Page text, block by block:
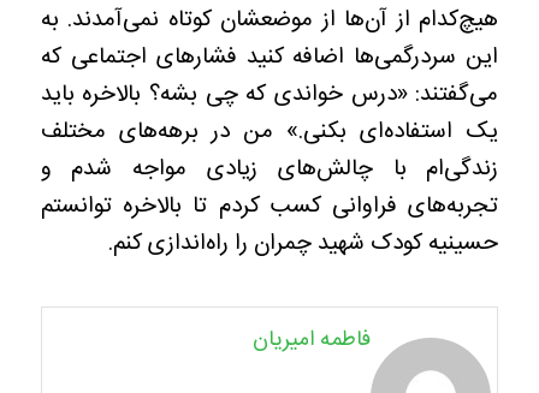
هیچ‌کدام از آن‌ها از موضعشان کوتاه نمی‌آمدند. به
این سردرگمی‌ها اضافه کنید فشارهای اجتماعی که
می‌گفتند: «درس خواندی که چی بشه؟ بالاخره باید
یک استفاده‌ای بکنی.» من در برهه‌های مختلف
زندگی‌ام با چالش‌های زیادی مواجه شدم و
تجربه‌های فراوانی کسب کردم تا بالاخره توانستم
حسینیه کودک شهید چمران را راه‌اندازی کنم.
فاطمه امیریان